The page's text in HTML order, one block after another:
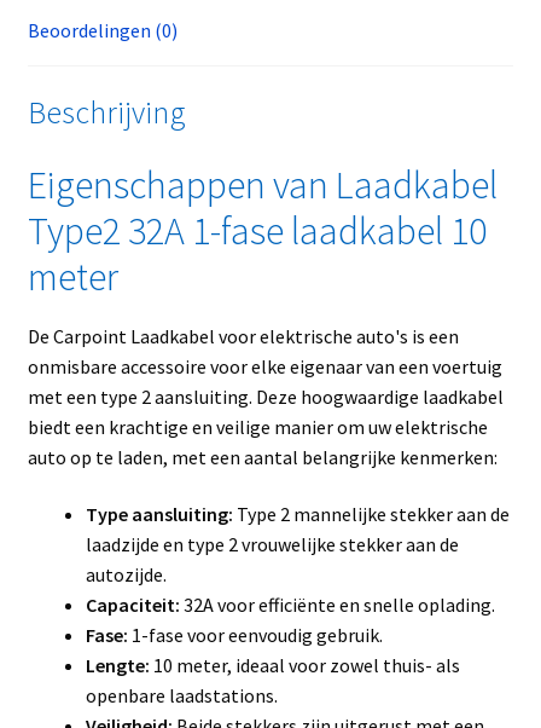
Beoordelingen (0)
Beschrijving
Eigenschappen van Laadkabel
Type2 32A 1-fase laadkabel 10
meter
De Carpoint Laadkabel voor elektrische auto's is een
onmisbare accessoire voor elke eigenaar van een voertuig
met een type 2 aansluiting. Deze hoogwaardige laadkabel
biedt een krachtige en veilige manier om uw elektrische
auto op te laden, met een aantal belangrijke kenmerken:
Type aansluiting: Type 2 mannelijke stekker aan de
laadzijde en type 2 vrouwelijke stekker aan de
autozijde.
Capaciteit: 32A voor efficiënte en snelle oplading.
Fase: 1-fase voor eenvoudig gebruik.
Lengte: 10 meter, ideaal voor zowel thuis- als
openbare laadstations.